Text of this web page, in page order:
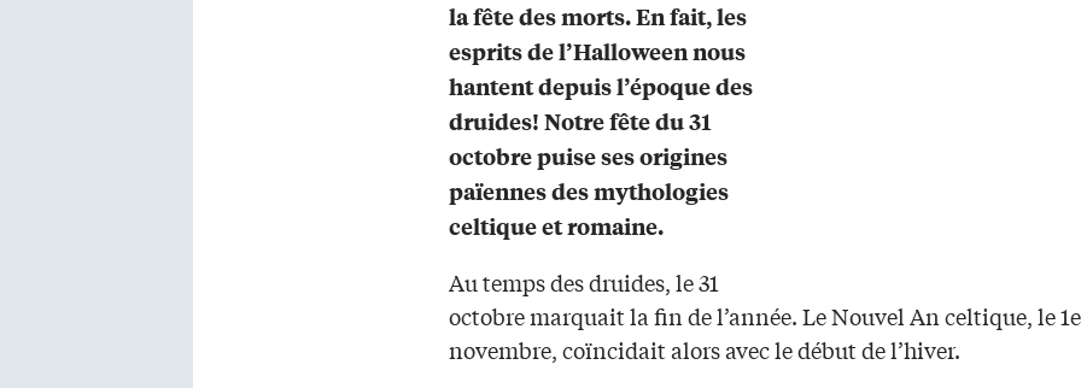
la fête des morts. En fait, les
esprits de l’Halloween nous
hantent depuis l’époque des
druides! Notre fête du 31
octobre puise ses origines
païennes des mythologies
celtique et romaine.
Au temps des druides, le 31
octobre marquait la fin de l’année. Le Nouvel An celtique, le
novembre, coïncidait alors avec le début de l’hiver.